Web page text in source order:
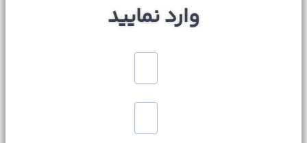
وارد نمایید